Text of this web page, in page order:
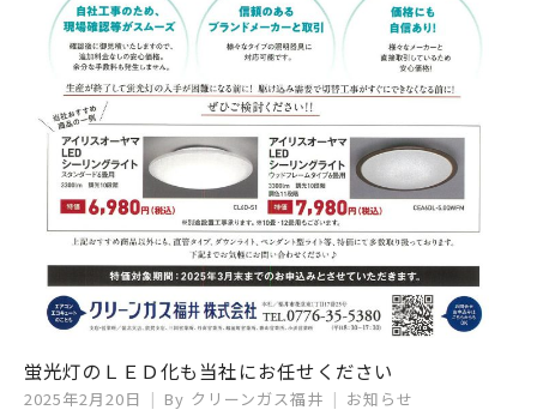
蛍光灯のＬＥＤ化も当社にお任せください
2025年2月20日 By クリーンガス福井 お知らせ